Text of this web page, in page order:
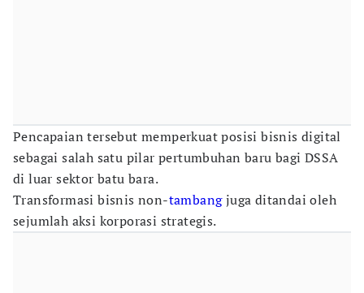
Pencapaian tersebut memperkuat posisi bisnis digital
sebagai salah satu pilar pertumbuhan baru bagi DSSA
di luar sektor batu bara.
Transformasi bisnis non-tambangjuga ditandai oleh
sejumlah aksi korporasi strategis.